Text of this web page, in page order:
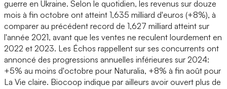
guerre en Ukraine. Selon le quotidien, les revenus sur douze
mois à fin octobre ont atteint 1,635 milliard d'euros (+8%), à
comparer au précédent record de 1,627 milliard atteint sur
l'année 2021, avant que les ventes ne reculent lourdement en
2022 et 2023. Les Échos rappellent sur ses concurrents ont
annoncé des progressions annuelles inférieures sur 2024:
+5% au moins d'octobre pour Naturalia, +8% à fin août pour
La Vie claire. Biocoop indique par ailleurs avoir ouvert plus de